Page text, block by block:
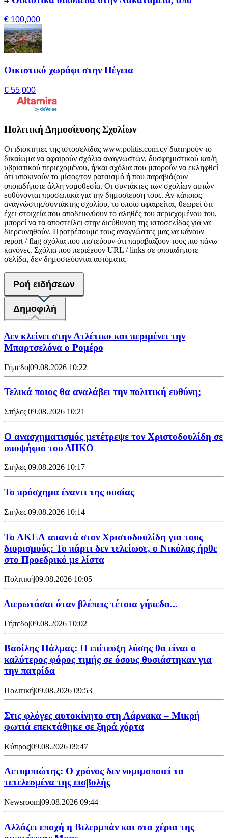
€ 100,000
Οικιστικό χωράφι στην Πέγεια
€ 55,000
Πολιτική Δημοσίευσης Σχολίων
Οι ιδιοκτήτες της ιστοσελίδας www.politis.com.cy διατηρούν το
δικαίωμα να αφαιρούν σχόλια αναγνωστών, δυσφημιστικού και/ή
υβριστικού περιεχομένου, ή/και σχόλια που μπορούν να εκληφθεί
ότι υποκινούν το μίσος/τον ρατσισμό ή που παραβιάζουν
οποιαδήποτε άλλη νομοθεσία. Οι συντάκτες των σχολίων αυτών
ευθύνονται προσωπικά για την δημοσίευση τους. Αν κάποιος
αναγνώστης/συντάκτης σχολίου, το οποίο αφαιρείται, θεωρεί ότι
έχει στοιχεία που αποδεικνύουν το αληθές του περιεχομένου του,
μπορεί να τα αποστείλει στην διεύθυνση της ιστοσελίδας για να
διερευνηθούν. Προτρέπουμε τους αναγνώστες μας να κάνουν
report / flag σχόλια που πιστεύουν ότι παραβιάζουν τους πιο πάνω
κανόνες. Σχόλια που περιέχουν URL / links σε οποιαδήποτε
σελίδα, δεν δημοσιεύονται αυτόματα.
Ροή ειδήσεων
Δημοφιλή
Δεν κλείνει στην Ατλέτικο και περιμένει την
Μπαρτσελόνα ο Ρομέρο
Γήπεδο|09.08.2026 10:22
Τελικά ποιος θα αναλάβει την πολιτική ευθύνη;
Στήλες|09.08.2026 10:21
Ο ανασχηματισμός μετέτρεψε τον Χριστοδουλίδη σε
υποψήφιο του ΔΗΚΟ
Στήλες|09.08.2026 10:17
Το πρόσχημα έναντι της ουσίας
Στήλες|09.08.2026 10:14
Το ΑΚΕΛ απαντά στον Χριστοδουλίδη για τους
διορισμούς: Το πάρτι δεν τελείωσε, ο Νικόλας ήρθε
στο Προεδρικό με λίστα
Πολιτική|09.08.2026 10:05
Διερωτάσαι όταν βλέπεις τέτοια γήπεδα...
Γήπεδο|09.08.2026 10:02
Βασίλης Πάλμας: Η επίτευξη λύσης θα είναι ο
καλύτερος φόρος τιμής σε όσους θυσιάστηκαν για
την πατρίδα
Πολιτική|09.08.2026 09:53
Στις φλόγες αυτοκίνητο στη Λάρνακα – Μικρή
φωτιά επεκτάθηκε σε ξηρά χόρτα
Κύπρος|09.08.2026 09:47
Λετυμπιώτης: Ο χρόνος δεν νομιμοποιεί τα
τετελεσμένα της εισβολής
Newsroom|09.08.2026 09:44
Aλλάζει εποχή η Βιλερμπάν και στα χέρια της